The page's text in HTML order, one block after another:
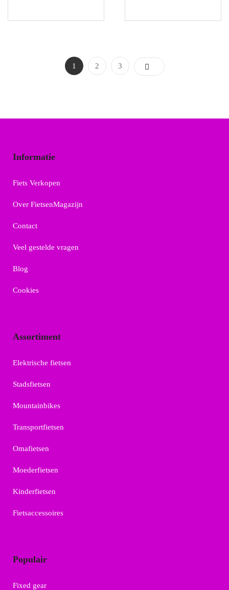
1 2 3
Informatie
Fiets Verkopen
Over FietsenMagazijn
Contact
Veel gestelde vragen
Blog
Cookies
Assortiment
Elektrische fietsen
Stadsfietsen
Mountainbikes
Transportfietsen
Omafietsen
Moederfietsen
Kinderfietsen
Fietsaccessoires
Populair
Fixed gear